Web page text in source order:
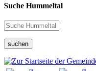
Suche Hummeltal
suchen